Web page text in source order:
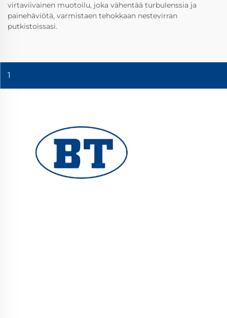
virtaviivainen muotoilu, joka vähentää turbulenssia ja
painehäviötä, varmistaen tehokkaan nestevirran
putkistoissasi.
1